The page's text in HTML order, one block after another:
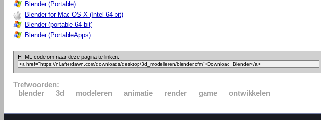
Blender (Portable)
Blender for Mac OS X (Intel 64-bit)
Blender (portable 64-bit)
Blender (PortableApps)
HTML code om naar deze pagina te linken:
Trefwoorden:
blender
3d modeleren animatie render game ontwikkelen